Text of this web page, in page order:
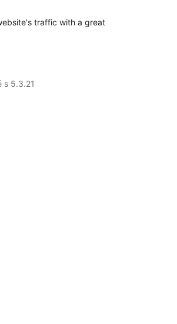
traffic with a great
s 5.3.21